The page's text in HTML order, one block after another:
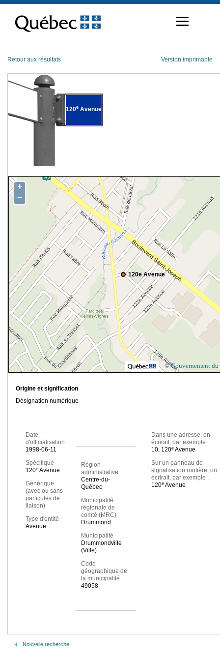
contenu
Retour aux résultats Version imprimable
120e Avenue
120e Avenue
+
−
© Gouvernement du
Origine et signification
Désignation numérique
Date
d'officialisation
1998-06-11
Spécifique
120e Avenue
Générique
(avec ou sans
particules de
liaison)
Type d'entité
Avenue
Région
administrative
Centre-du-
Québec
Municipalité
régionale de
comté (MRC)
Drummond
Municipalité
Drummondville
(Ville)
Code
géographique de
la municipalité
49058
Dans une adresse, on
écrirait, par exemple :
10, 120eAvenue
Sur un panneau de
signalisation routière, on
écrirait, par exemple :
120eAvenue
Nouvelle recherche